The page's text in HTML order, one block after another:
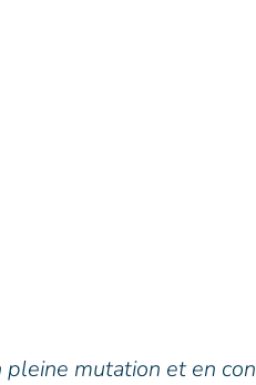
mutation et en